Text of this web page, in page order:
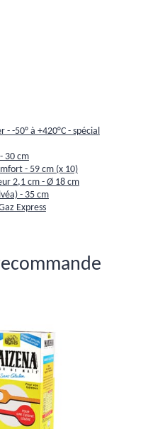
-50° à +420°C - spécial
30 cm
- 59 cm (x 10)
2,1 cm - Ø 18 cm
- 35 cm
Express